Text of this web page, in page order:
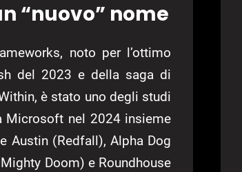
“nuovo” nome
noto per l’ottimo
del 2023 e della saga di
è stato uno degli studi
Microsoft nel 2024 insieme
Austin (Redfall), Alpha Dog
Doom) e Roundhouse